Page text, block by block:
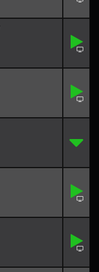
1280x
/118
1920x
,
2592x